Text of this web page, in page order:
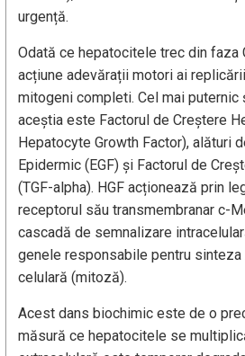
urgență.
Odată ce hepatocitele trec din faza
acțiune adevărații motori ai
mitogeni completi. Cel mai puternic
aceștia este Factorul de Creștere
Hepatocyte Growth Factor), alături
Epidermic (EGF) și Factorul de
(TGF-alpha). HGF acționează prin
receptorul său transmembranar c-
cascadă de semnalizare
genele responsabile pentru
celulară (mitoză).
Acest dans biochimic este de o
măsură ce hepatocitele se